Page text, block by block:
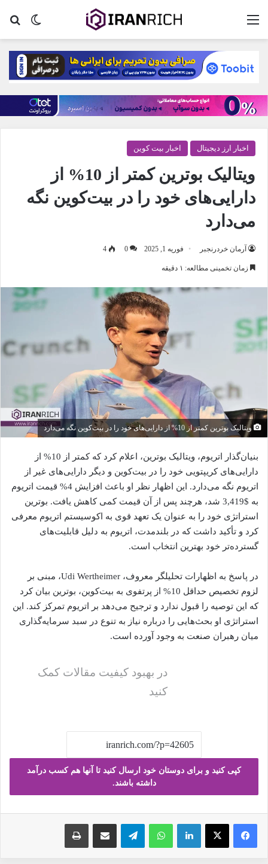
تغییر منو
اخبار ارز دیجیتال اخبار بیت کوین
ویتالیک بوترین کمتر از 10% از
دارایی‌های خود را در بیت‌کوین نگه
می‌دارد
آرمان خردرنجبر فوریه 1, 2025 0
4
زمان تخمینی مطالعه: ۱ دقیقه
ویتالیک بوترین کمتر از 10% از دارایی‌های خود را در بیت‌کوین نگه می‌دارد
بنیان‌گذار اتریوم، ویتالیک بوترین، اعلام کرد که کمتر از 10% از
دارایی‌های کریپتویی خود را در بیت‌کوین و دیگر دارایی‌های غیر از
اتریوم نگه می‌دارد. این اظهار نظر او باعث افزایش 4% قیمت اتریوم
به $3,419 شد، هرچند پس از آن قیمت کمی کاهش یافت. بوترین
استراتژی خود را به عنوان یک تعهد قوی به اکوسیستم اتریوم معرفی
کرد و تأکید داشت که در بلندمدت، اتریوم به دلیل قابلیت‌های
گسترده‌تر خود بهترین انتخاب است.
در پاسخ به اظهارات تحلیلگر معروف، Udi Wertheimer، مبنی بر
لزوم تخصیص حداقل 10% از پرتفوی به بیت‌کوین، بوترین بیان کرد
که این توصیه را قبول ندارد و ترجیح می‌دهد بر اتریوم تمرکز کند. این
استراتژی او بحث‌هایی را درباره نیاز به تنوع در سبد سرمایه‌گذاری
میان رهبران صنعت به وجود آورده است.
در بهبود کیفیت مقالات کمک
کنید
کپی کنید و برای دوستان خود ارسال کنید تا آنها هم کسب درآمد
داشته باشند.
فیس بوک X لینکدین واتس آپ تلگرام ارسال ایمیل چاپ